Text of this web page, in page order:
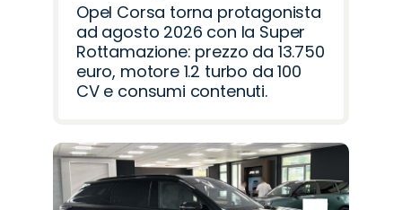
Opel Corsa torna protagonista
ad agosto 2026 con la Super
Rottamazione: prezzo da 13.750
euro, motore 1.2 turbo da 100
CV e consumi contenuti.